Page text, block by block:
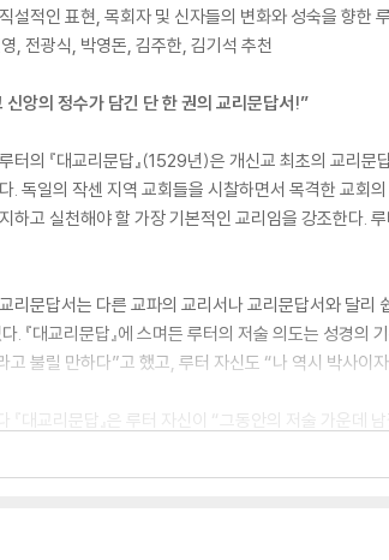
설적인 표현, 목회자 및 신자들의 변화와 성숙을 향한
, 전광식, 박영돈, 김주한, 김기석 추천
신앙의 정수가 담긴 단 한 권의 교리문답서!”
터의 『대교리문답』(1529년)은 개신교 최초의 교리
. 독일의 작센 지역 교회들을 시찰하면서 목격한 교회
하고 실천해야 할 가장 기본적인 교리임을 강조한다.
리문답서는 다른 교파의 교리서나 교리문답서와 달리
. 『대교리문답』에 스며든 루터의 저술 의도는 성경
고 불릴 만하다”고 했고, 루터 자신도 “나 역시 박사이
『대교리문답』은 루터 자신이 “그동안의 저술 가운데
의 전체 신학을 조망하는 가장 중요한 저술로 꼽히며,
동시에 내용적·역사적·의미적으로 중요한 고전이라
500주년을 맞이한 우리가 오늘 이 책을 읽고 숙고할